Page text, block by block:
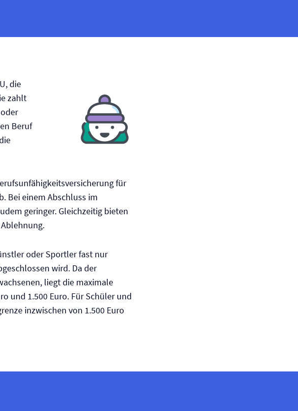
die
zahlt
Beruf
für
Bei einem Abschluss im
geringer. Gleichzeitig bieten
oder Sportler fast nur
wird. Da der
liegt die maximale
und 1.500 Euro. Für Schüler und
inzwischen von 1.500 Euro